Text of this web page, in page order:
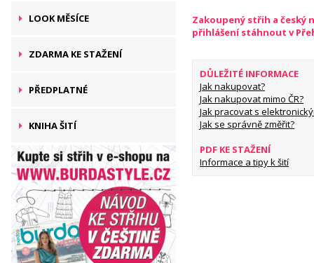
LOOK MĚSÍCE
ZDARMA KE STAŽENÍ
PŘEDPLATNÉ
KNIHA ŠITÍ
Zakoupený střih a český
přihlášení stáhnout v
DŮLEŽITÉ INFORMACE
Jak nakupovat?
Jak nakupovat mimo ČR?
Jak pracovat s
Jak se správně změřit?
PDF KE STAŽENÍ
Informace a tipy k šití